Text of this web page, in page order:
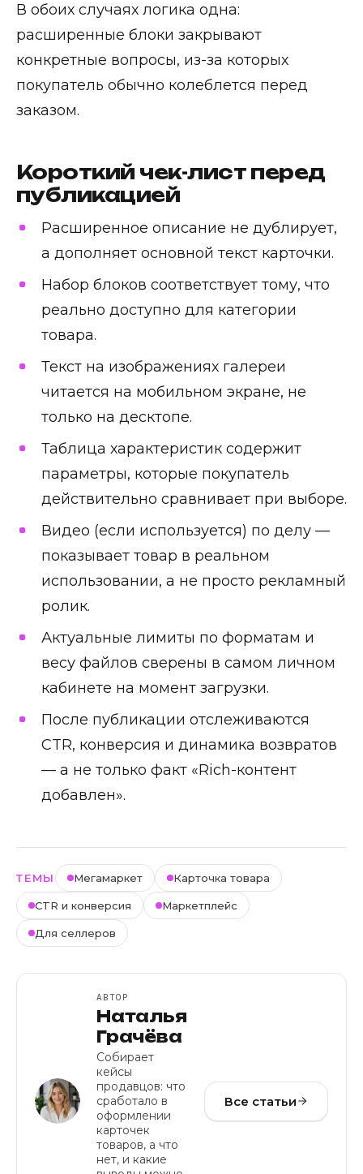
В обоих случаях логика одна:
расширенные блоки закрывают
конкретные вопросы, из-за которых
покупатель обычно колеблется перед
заказом.
Короткий чек-лист перед
публикацией
Расширенное описание не дублирует,
а дополняет основной текст карточки.
Набор блоков соответствует тому, что
реально доступно для категории
товара.
Текст на изображениях галереи
читается на мобильном экране, не
только на десктопе.
Таблица характеристик содержит
параметры, которые покупатель
действительно сравнивает при выборе.
Видео (если используется) по делу —
показывает товар в реальном
использовании, а не просто рекламный
ролик.
Актуальные лимиты по форматам и
весу файлов сверены в самом личном
кабинете на момент загрузки.
После публикации отслеживаются
CTR, конверсия и динамика возвратов
— а не только факт «Rich-контент
добавлен».
ТЕМЫ Мегамаркет Карточка товара
CTR и конверсия Маркетплейс
Для селлеров
АВТОР
Наталья
Грачёва
Собирает
кейсы
продавцов: что
сработало в
оформлении
карточек
товаров, а что
нет, и какие
Все статьи